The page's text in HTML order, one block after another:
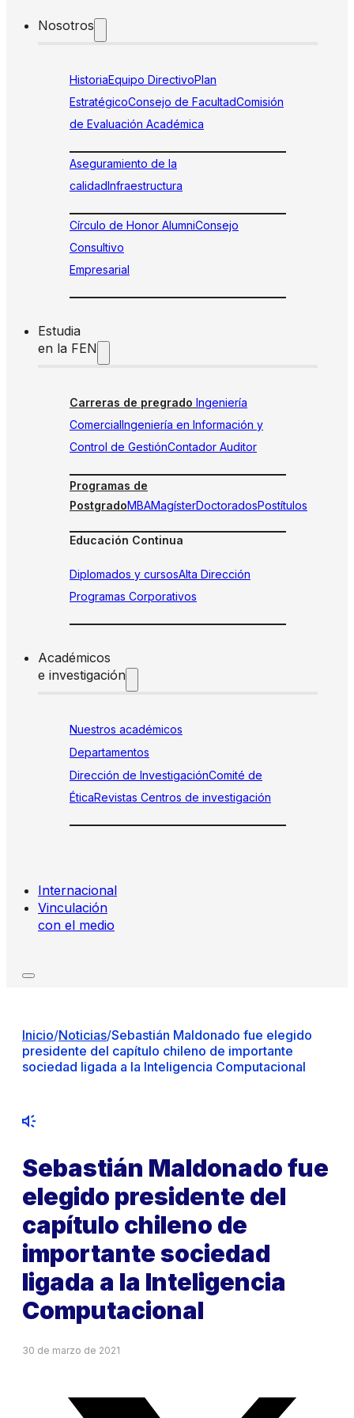
Nosotros
HistoriaEquipo DirectivoPlan
EstratégicoConsejo de FacultadComisión
de Evaluación Académica
Aseguramiento de la
calidadInfraestructura
Círculo de Honor AlumniConsejo
Consultivo
Empresarial
Estudia
en la FEN
Carreras de pregrado Ingeniería
ComercialIngeniería en Información y
Control de GestiónContador Auditor
Programas de
PostgradoMBAMagísterDoctoradosPostítulos
Educación Continua
Diplomados y cursosAlta Dirección
Programas Corporativos
Académicos
e investigación
Nuestros académicos
Departamentos
Dirección de InvestigaciónComité de
ÉticaRevistas Centros de investigación
Internacional
Vinculación
con el medio
Inicio/Noticias/Sebastián Maldonado fue elegido
presidente del capítulo chileno de importante
sociedad ligada a la Inteligencia Computacional
Sebastián Maldonado fue
elegido presidente del
capítulo chileno de
importante sociedad
ligada a la Inteligencia
Computacional
30 de marzo de 2021